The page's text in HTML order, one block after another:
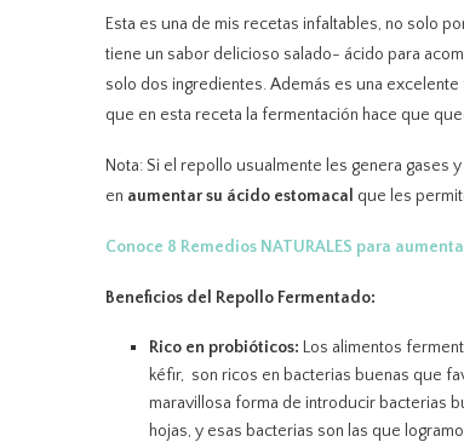
Esta es una de mis recetas infaltables, no solo
tiene un sabor delicioso salado- ácido para
solo dos ingredientes. Además es una
que en esta receta la fermentación hace que
Nota: Si el repollo usualmente les genera
en aumentar su ácido estomacal que les
Conoce 8 Remedios NATURALES para
Beneficios del Repollo Fermentado:
Rico en probióticos: Los alimentos
kéfir, son ricos en bacterias buenas que
maravillosa forma de introducir bacterias
hojas, y esas bacterias son las que